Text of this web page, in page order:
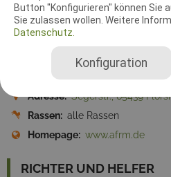
Button "Konfigurieren" können Sie
Sie zulassen wollen. Weitere
Datenschutz.
Konfiguration
Meldeschluss:10.04.2016
Startplätze:
Agility
Ausrichtender Verein:
Agility
Adresse: Segerstr., 65439
Rassen: alle Rassen
Homepage: www.afrm.de
RICHTER UND HELFER